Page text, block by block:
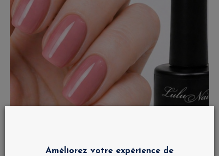
Améliorez votre expérience de